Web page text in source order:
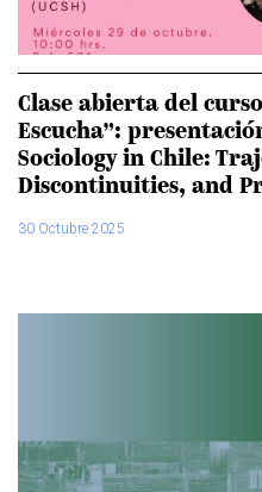
Clase abierta del
Escucha”:
Sociology in Chile:
Discontinuities, and
30 Octubre 2025